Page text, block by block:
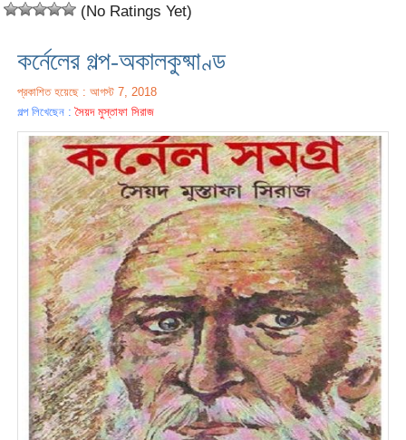
(No Ratings Yet)
কর্নেলের গল্প-অকালকুষ্মাণ্ড
প্রকাশিত হয়েছে : আগস্ট 7, 2018
গল্প লিখেছেন :সৈয়দ মুস্তাফা সিরাজ